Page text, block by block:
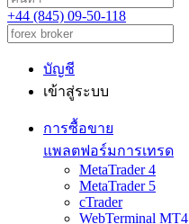
+44 (845) 09-50-118
บัญชี
เข้าสู่ระบบ
การซื้อขาย
แพลตฟอร์มการเทรด
MetaTrader 4
MetaTrader 5
cTrader
WebTerminal MT4